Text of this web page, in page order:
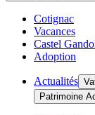
Cotignac
Vacances
Castel
Adoption
Actualités
Patrimoine